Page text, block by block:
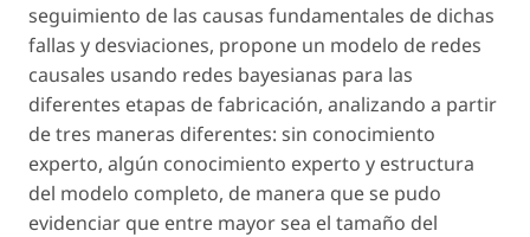
seguimiento de las causas fundamentales de dichas
fallas y desviaciones, propone un modelo de redes
causales usando redes bayesianas para las
diferentes etapas de fabricación, analizando a partir
de tres maneras diferentes: sin conocimiento
experto, algún conocimiento experto y estructura
del modelo completo, de manera que se pudo
evidenciar que entre mayor sea el tamaño del